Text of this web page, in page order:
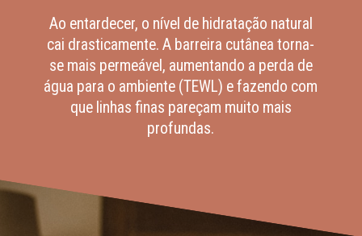
Ao entardecer, o nível de hidratação natural
cai drasticamente. A barreira cutânea torna-
se mais permeável, aumentando a perda de
água para o ambiente (TEWL) e fazendo com
que linhas finas pareçam muito mais
profundas.